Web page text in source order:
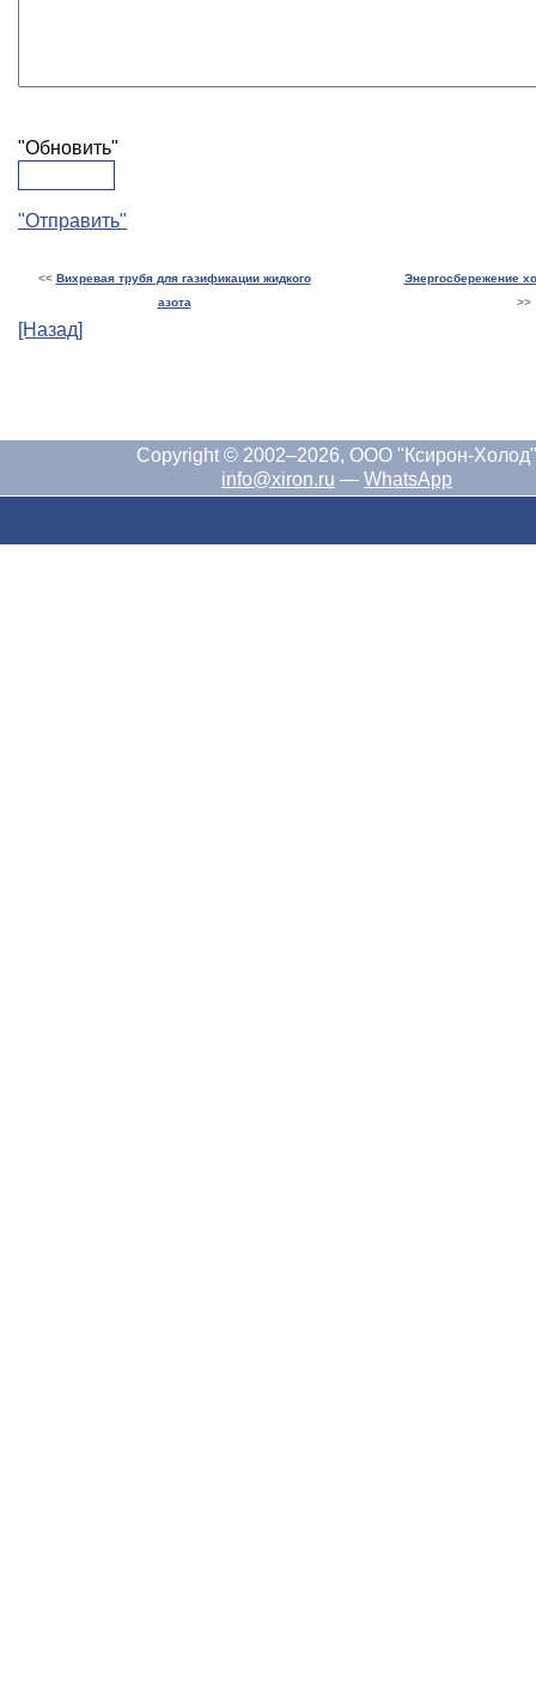
"Обновить"
"Отправить"
<< Вихревая трубя для газификации жидкого
азота
Энергосбережение
>>
[Назад]
Copyright © 2002–2026, ООО "Ксирон-Холод"
info@xiron.ru — WhatsApp